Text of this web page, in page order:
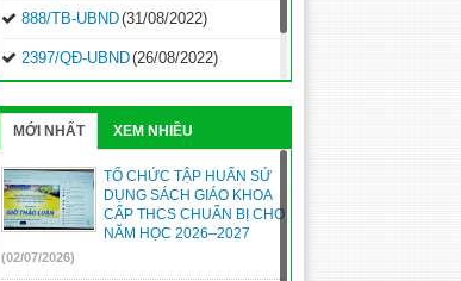
888/TB-UBND(31/08/2022)
2397/QĐ-UBND(26/08/2022)
MỚI NHẤT XEM NHIỀU
TỔ CHỨC TẬP HUẤN SỬ
DỤNG SÁCH GIÁO KHOA
CẤP THCS CHUẨN BỊ CHO
NĂM HỌC 2026–2027
(02/07/2026)